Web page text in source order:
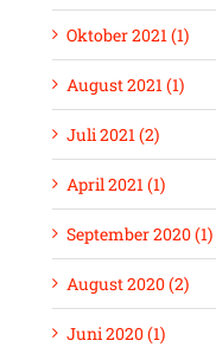
Oktober 2021 (1)
August 2021 (1)
Juli 2021 (2)
April 2021 (1)
September 2020 (1)
August 2020 (2)
Juni 2020 (1)